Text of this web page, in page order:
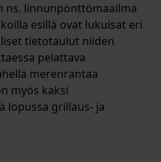
ns. linnunpönttömaailma
esillä ovat lukuisat eri
tietotaulut niiden
pelattava
merenrantaa
myös kaksi
lopussa grillaus- ja